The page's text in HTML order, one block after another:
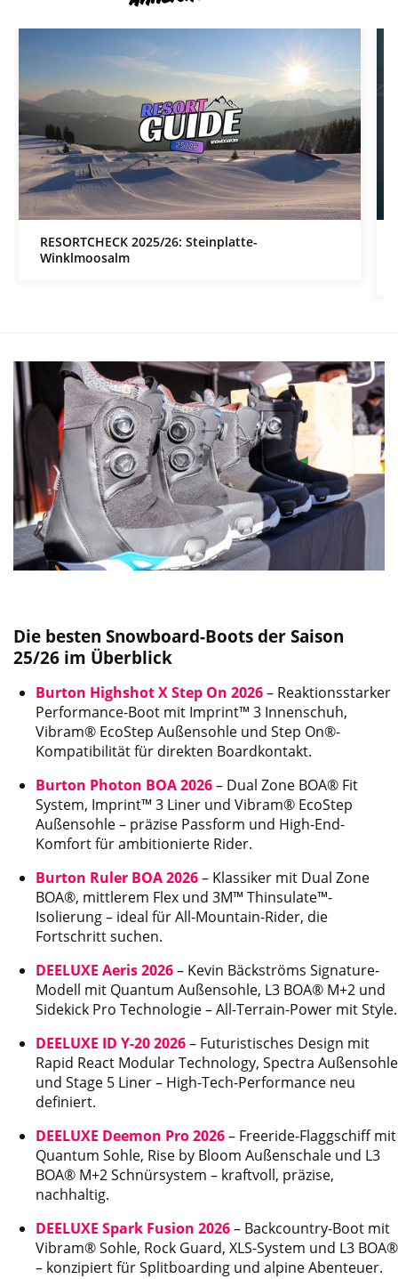
RESORTCHECK 2025/26: Steinplatte-
Winklmoosalm
Die besten Snowboard-Boots der Saison
25/26 im Überblick
Burton Highshot X Step On 2026– Reaktionsstarker
Performance-Boot mit Imprint™ 3 Innenschuh,
Vibram® EcoStep Außensohle und Step On®-
Kompatibilität für direkten Boardkontakt.
Burton Photon BOA 2026– Dual Zone BOA® Fit
System, Imprint™ 3 Liner und Vibram® EcoStep
Außensohle – präzise Passform und High-End-
Komfort für ambitionierte Rider.
Burton Ruler BOA 2026– Klassiker mit Dual Zone
BOA®, mittlerem Flex und 3M™ Thinsulate™-
Isolierung – ideal für All-Mountain-Rider, die
Fortschritt suchen.
DEELUXE Aeris 2026– Kevin Bäckströms Signature-
Modell mit Quantum Außensohle, L3 BOA® M+2 und
Sidekick Pro Technologie – All-Terrain-Power mit Style.
DEELUXE ID Y-20 2026– Futuristisches Design mit
Rapid React Modular Technology, Spectra Außensohle
und Stage 5 Liner – High-Tech-Performance neu
definiert.
DEELUXE Deemon Pro 2026– Freeride-Flaggschiff mit
Quantum Sohle, Rise by Bloom Außenschale und L3
BOA® M+2 Schnürsystem – kraftvoll, präzise,
nachhaltig.
DEELUXE Spark Fusion 2026– Backcountry-Boot mit
Vibram® Sohle, Rock Guard, XLS-System und L3 BOA®
– konzipiert für Splitboarding und alpine Abenteuer.